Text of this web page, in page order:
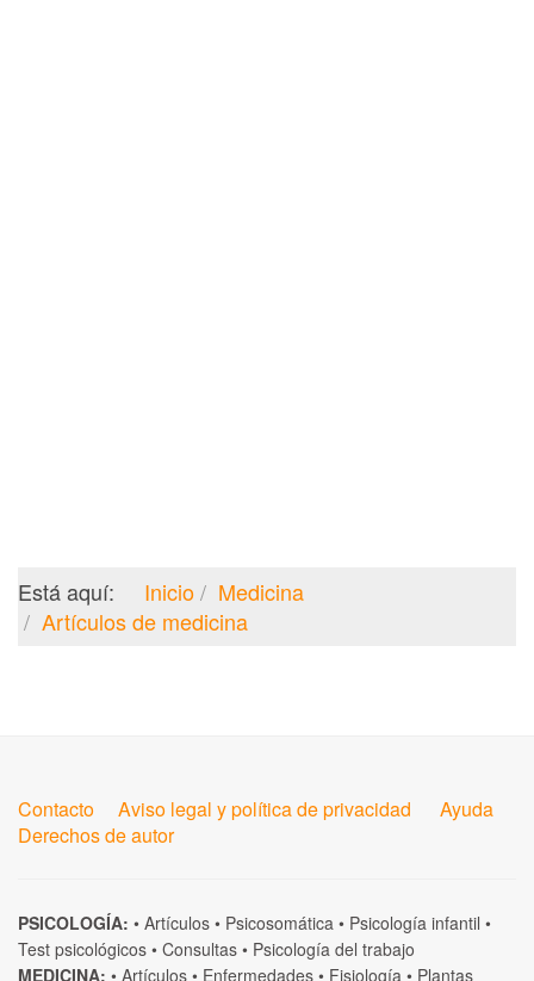
Está aquí: Inicio
Medicina
Artículos de medicina
Contacto Aviso legal y política de privacidad
Ayuda
Derechos de autor
PSICOLOGÍA: • Artículos • Psicosomática • Psicología infantil •
Test psicológicos • Consultas • Psicología del trabajo
MEDICINA: • Artículos • Enfermedades • Fisiología • Plantas